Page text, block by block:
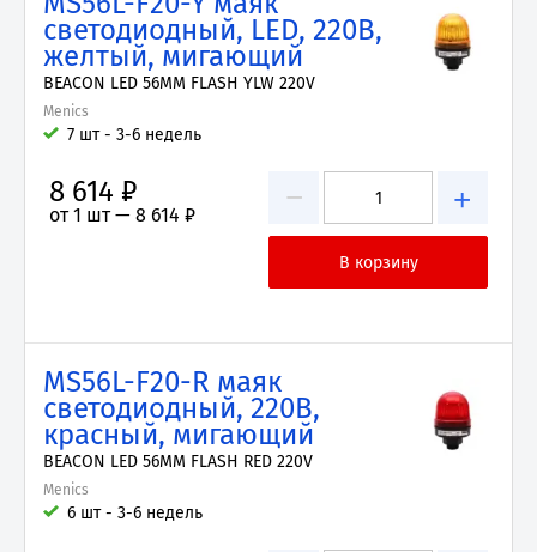
светодиодный, LED, 220В,
желтый, мигающий
BEACON LED 56MM FLASH YLW 220V
Menics
7 шт - 3-6 недель
− +
8 614 ₽
от 1 шт — 8 614 ₽
MS56L-F20-R маяк
светодиодный, 220В,
красный, мигающий
BEACON LED 56MM FLASH RED 220V
Menics
6 шт - 3-6 недель